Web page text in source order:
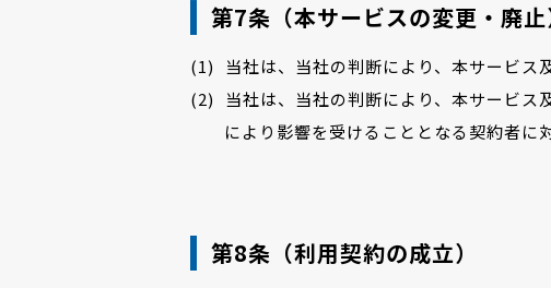
第7条（本サービスの変更・廃止
当社は、当社の判断により、本サービス
当社は、当社の判断により、本サービ
により影響を受けることとなる契約者に
第8条（利用契約の成立）